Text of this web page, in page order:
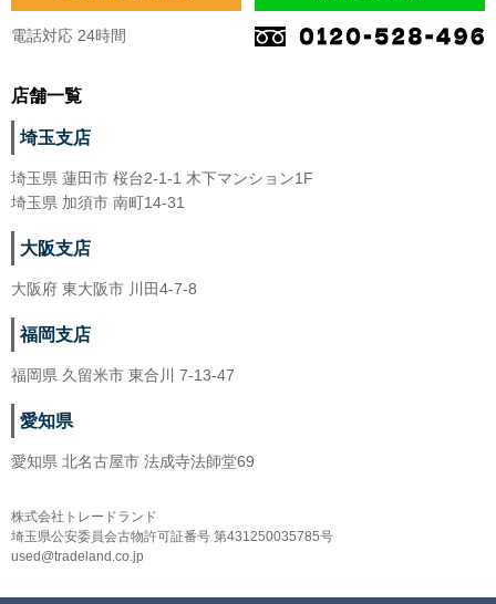
電話対応 24時間
店舗一覧
埼玉支店
埼玉県 蓮田市 桜台2-1-1 木下マンション1F
埼玉県 加須市 南町14-31
大阪支店
大阪府 東大阪市 川田4-7-8
福岡支店
福岡県 久留米市 東合川 7-13-47
愛知県
愛知県 北名古屋市 法成寺法師堂69
株式会社トレードランド
埼玉県公安委員会古物許可証番号 第431250035785号
used@tradeland.co.jp